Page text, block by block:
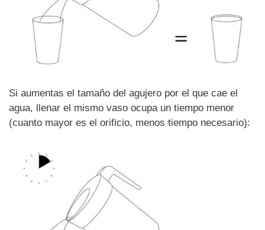
Si aumentas el tamaño del agujero por el que cae el
agua, llenar el mismo vaso ocupa un tiempo menor
(cuanto mayor es el orificio, menos tiempo necesario):